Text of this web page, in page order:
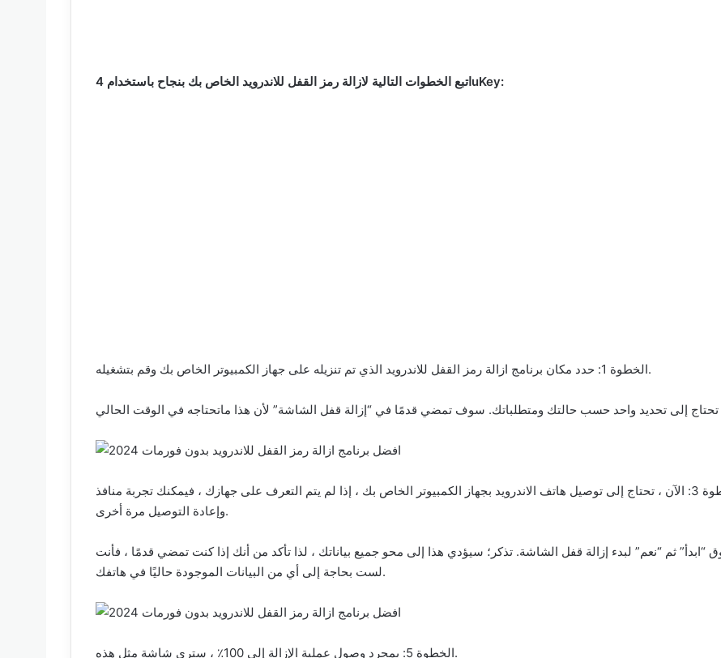
اتبع الخطوات التالية لازالة رمز القفل للاندرويد الخاص بك بنجاح باستخدام 4uKey:
الخطوة 1: حدد مكان برنامج ازالة رمز القفل للاندرويد الذي تم تنزيله على جهاز الكمبيوتر الخاص بك وقم بتشغيله.
الخطوة 3: الآن ، تحتاج إلى توصيل هاتف الاندرويد بجهاز الكمبيوتر الخاص بك ، إذا لم يتم التعرف على جهازك ، فيمكنك تجربة منافذ USB مختلفة ، وإعادة التشغيل أو إلغاء التوصيل
وإعادة التوصيل مرة أخرى.
فوق “ابدأ” ثم “نعم” لبدء إزالة قفل الشاشة. تذكر؛ سيؤدي هذا إلى محو جميع بياناتك ، لذا تأكد من أنك إذا كنت تمضي قدمًا ، فأنت
لست بحاجة إلى أي من البيانات الموجودة حاليًا في هاتفك.
الخطوة 5: بمجرد وصول عملية الإزالة إلى 100٪ ، سترى شاشة مثل هذه.